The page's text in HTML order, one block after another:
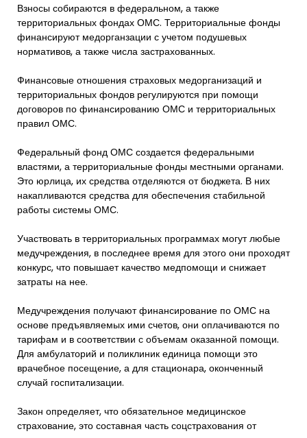
Взносы собираются в федеральном, а также
территориальных фондах ОМС. Территориальные фонды
финансируют медорганзации с учетом подушевых
нормативов, а также числа застрахованных.
Финансовые отношения страховых медорганизаций и
территориальных фондов регулируются при помощи
договоров по финансированию ОМС и территориальных
правил ОМС.
Федеральный фонд ОМС создается федеральными
властями, а территориальные фонды местными органами.
Это юрлица, их средства отделяются от бюджета. В них
накапливаются средства для обеспечения стабильной
работы системы ОМС.
Участвовать в территориальных программах могут любые
медучреждения, в последнее время для этого они проходят
конкурс, что повышает качество медпомощи и снижает
затраты на нее.
Медучреждения получают финансирование по ОМС на
основе предъявляемых ими счетов, они оплачиваются по
тарифам и в соответствии с объемам оказанной помощи.
Для амбулаторий и поликлиник единица помощи это
врачебное посещение, а для стационара, оконченный
случай госпитализации.
Закон определяет, что обязательное медицинское
страхование, это составная часть соцстрахования от